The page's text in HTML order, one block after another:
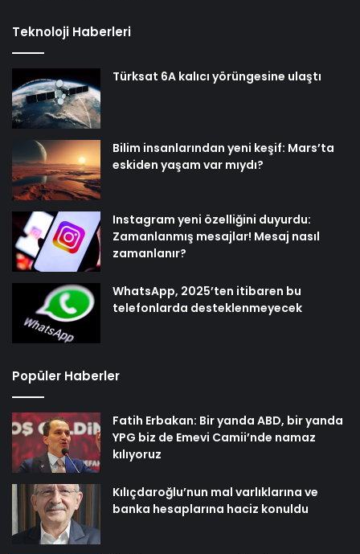
Teknoloji Haberleri
Türksat 6A kalıcı yörüngesine ulaştı
Bilim insanlarından yeni keşif: Mars’ta
eskiden yaşam var mıydı?
Instagram yeni özelliğini duyurdu:
Zamanlanmış mesajlar! Mesaj nasıl
zamanlanır?
WhatsApp, 2025’ten itibaren bu
telefonlarda desteklenmeyecek
Popüler Haberler
Fatih Erbakan: Bir yanda ABD, bir yanda
YPG biz de Emevi Camii’nde namaz
kılıyoruz
Kılıçdaroğlu’nun mal varlıklarına ve
banka hesaplarına haciz konuldu